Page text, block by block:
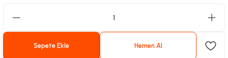
Sepete Ekle Hemen Al